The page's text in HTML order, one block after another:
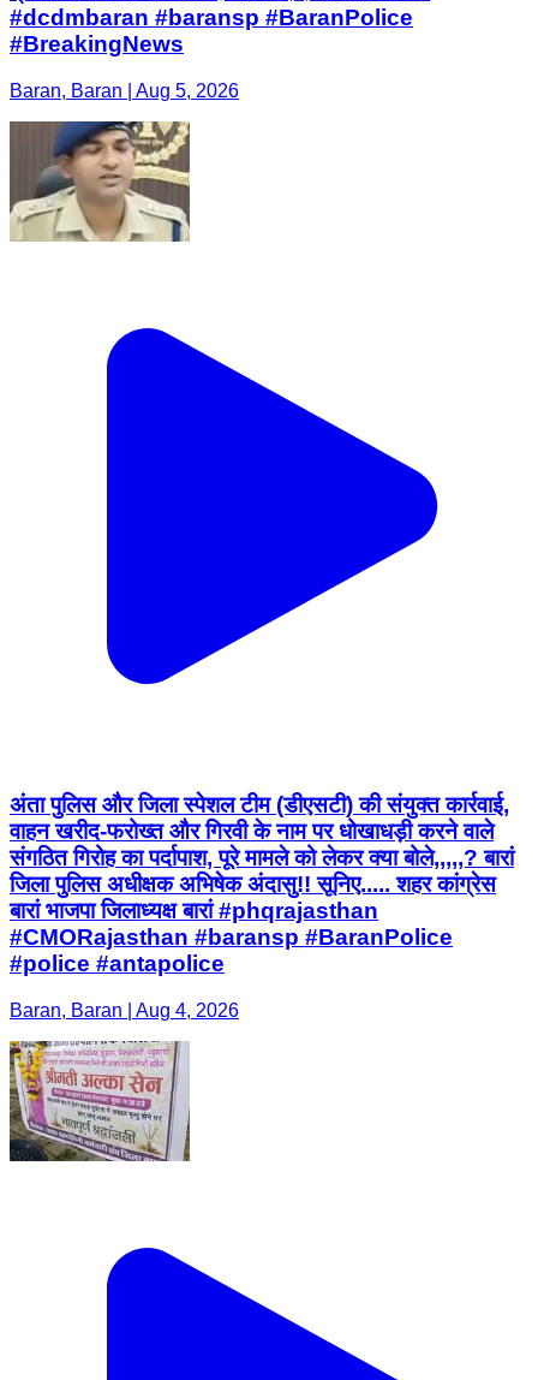
#dcdmbaran #baransp #BaranPolice
#BreakingNews
Baran, Baran | Aug 5, 2026
अंता पुलिस और जिला स्पेशल टीम (डीएसटी) की संयुक्त कार्रवाई,
वाहन खरीद-फरोख्त और गिरवी के नाम पर धोखाधड़ी करने वाले
संगठित गिरोह का पर्दापाश, पूरे मामले को लेकर क्या बोले,,,,,? बारां
जिला पुलिस अधीक्षक अभिषेक अंदासु!! सूनिए..... शहर कांग्रेस
बारां भाजपा जिलाध्यक्ष बारां #phqrajasthan
#CMORajasthan #baransp #BaranPolice
#police #antapolice
Baran, Baran | Aug 4, 2026